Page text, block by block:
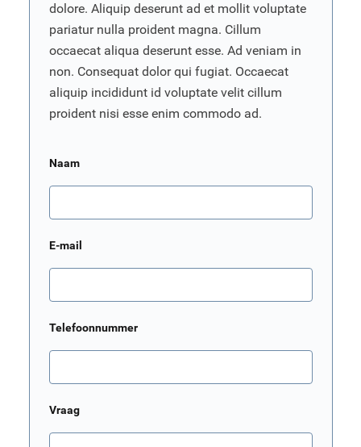
dolore. Aliquip deserunt ad et mollit voluptate
pariatur nulla proident magna. Cillum
occaecat aliqua deserunt esse. Ad veniam in
non. Consequat dolor qui fugiat. Occaecat
aliquip incididunt id voluptate velit cillum
proident nisi esse enim commodo ad.
Naam
E-mail
Telefoonnummer
Vraag